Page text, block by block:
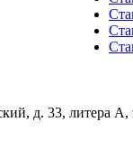
д. 33, литера